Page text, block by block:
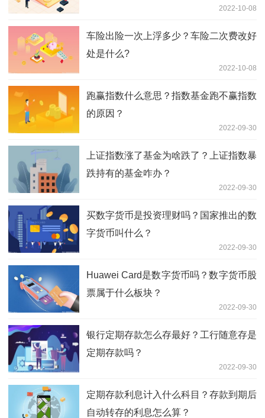
2022-10-08
车险出险一次上浮多少？车险二次费改好
处是什么?
2022-10-08
跑赢指数什么意思？指数基金跑不赢指数
的原因？
2022-09-30
上证指数涨了基金为啥跌了？上证指数暴
跌持有的基金咋办？
2022-09-30
买数字货币是投资理财吗？国家推出的数
字货币叫什么？
2022-09-30
Huawei Card是数字货币吗？数字货币股
票属于什么板块？
2022-09-30
银行定期存款怎么存最好？工行随意存是
定期存款吗？
2022-09-30
定期存款利息计入什么科目？存款到期后
自动转存的利息怎么算？